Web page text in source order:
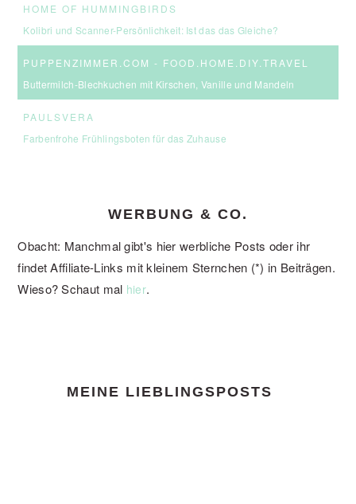
HOME OF HUMMINGBIRDS
Kolibri und Scanner-Persönlichkeit: Ist das das Gleiche?
PUPPENZIMMER.COM - FOOD.HOME.DIY.TRAVEL
Buttermilch-Blechkuchen mit Kirschen, Vanille und Mandeln
PAULSVERA
Farbenfrohe Frühlingsboten für das Zuhause
WERBUNG & CO.
Obacht: Manchmal gibt's hier werbliche Posts oder ihr
findet Affiliate-Links mit kleinem Sternchen (*) in Beiträgen.
Wieso? Schaut mal hier.
MEINE LIEBLINGSPOSTS